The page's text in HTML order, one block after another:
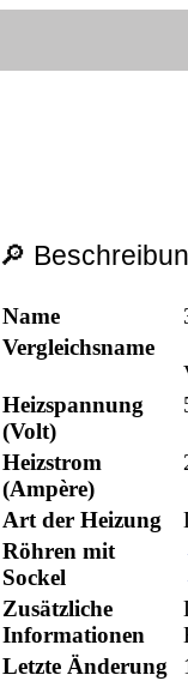
🔎
Name
Vergleichsname
Heizspannung
(Volt)
Heizstrom
(Ampère)
Art der Heizung
Röhren mit
Sockel
Zusätzliche
Informationen
Letzte Änderung